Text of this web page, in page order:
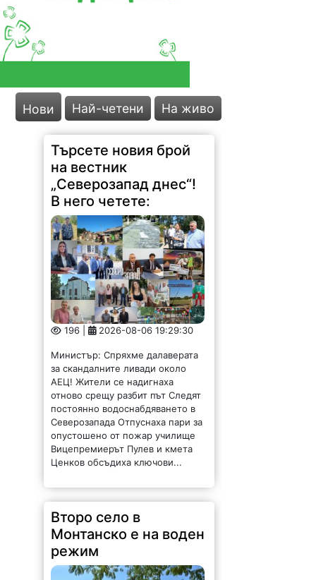
Нови Най-четени На живо
Търсете новия брой
на вестник
„Северозапад днес“!
В него четете:
196 | 2026-08-06 19:29:30
Министър: Спряхме далаверата
за скандалните ливади около
АЕЦ! Жители се надигнаха
отново срещу разбит път Следят
постоянно водоснабдяването в
Северозапада Отпуснаха пари за
опустошено от пожар училище
Вицепремиерът Пулев и кмета
Ценков обсъдиха ключови...
Второ село в
Монтанско е на воден
режим